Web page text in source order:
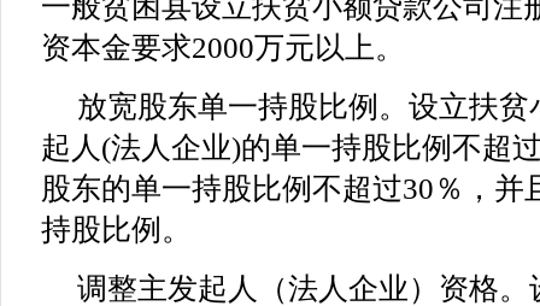
一般贫困县设立扶贫小额贷款公司注
资本金要求2000万元以上。
放宽股东单一持股比例。设立扶
起人(法人企业)的单一持股比例不超
股东的单一持股比例不超过30％，并
持股比例。
调整主发起人（法人企业）资格